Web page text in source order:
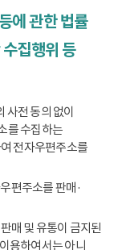
에 관한 법률
집행위 등
사전 동의 없이
를 수집하는
전자우편주소를
편주소를 판매·
매 및 유통이 금지된
용하여서는 아니